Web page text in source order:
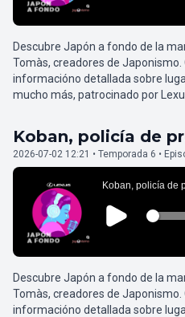
Descubre Japón a fondo de la
Tomàs, creadores de Japonismo.
informacióno detallada sobre
mucho más, patrocinado por
Koban, policía de
2026-07-02 12:21 • Temporada 6 •
Descubre Japón a fondo de la
Tomàs, creadores de Japonismo.
informacióno detallada sobre